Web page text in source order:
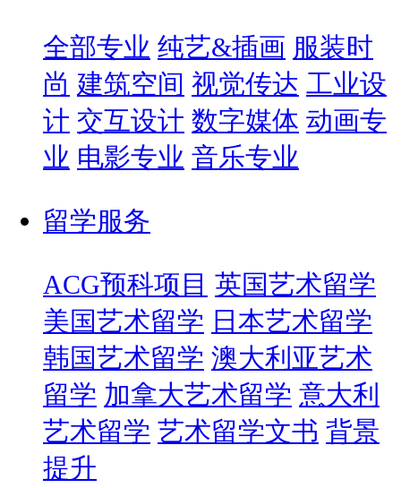
全部专业 纯艺&插画 服装时
尚 建筑空间 视觉传达 工业设
计 交互设计 数字媒体 动画专
业 电影专业 音乐专业
留学服务
ACG预科项目 英国艺术留学
美国艺术留学 日本艺术留学
韩国艺术留学 澳大利亚艺术
留学 加拿大艺术留学 意大利
艺术留学 艺术留学文书 背景
提升